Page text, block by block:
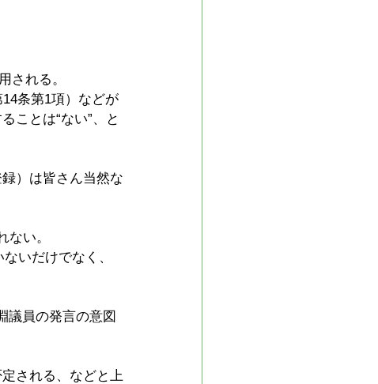
される。
条第1項）などが
ことは“ない”、と
）は皆さん当然な
い。
いだけでなく、
議員の発言の意図
される、などと上